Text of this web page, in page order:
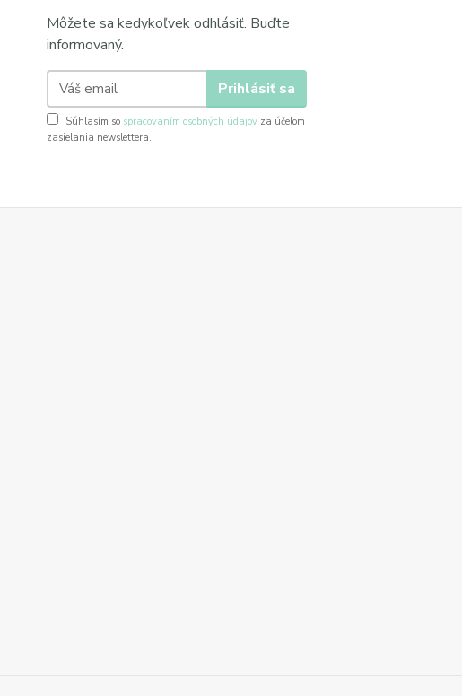
Môžete sa kedykoľvek odhlásiť. Buďte
informovaný.
Prihlásiť sa
Súhlasím so spracovaním osobných údajov za účelom
zasielania newslettera.